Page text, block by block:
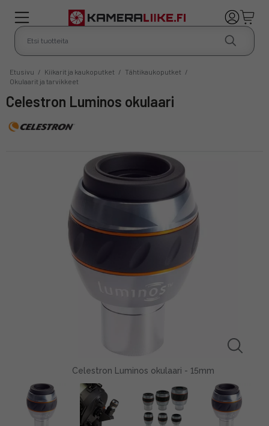
Etusivu / Kiikarit ja kaukoputket / Tähtikaukoputket /
Okulaarit ja tarvikkeet
Celestron Luminos okulaari
Celestron Luminos okulaari - 15mm